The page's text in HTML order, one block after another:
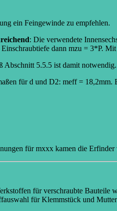
ein Feingewinde zu empfehlen.
: Die verwendete
dann mzu = 3*P.
Abschnitt 5.5.5 ist damit notwendig.
für d und D2: meff =
für mxxx kamen die
für verschraubte Bauteile
für Klemmstück und